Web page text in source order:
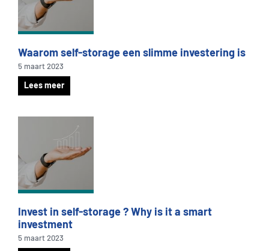
Waarom self-storage een slimme investering is
5 maart 2023
Lees meer
Invest in self-storage ? Why is it a smart
investment
5 maart 2023